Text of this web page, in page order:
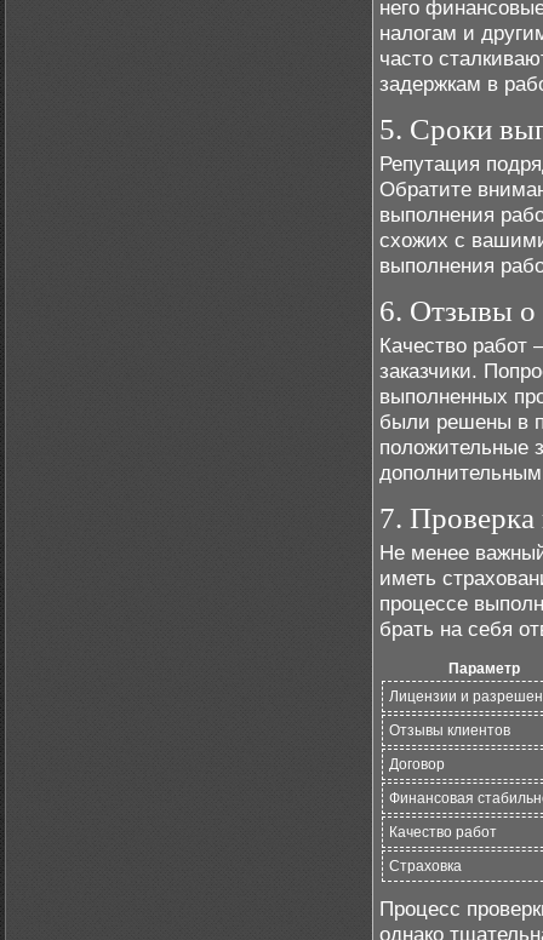
него
налогам и
часто
задержкам в
5. Сроки
Репутация
Обратите
выполнения
схожих с
выполнения
6. Отзывы о
Качество работ
заказчики.
выполненных
были решены в
положительные
7. Проверка
Не менее
иметь
процессе
брать на себя
Параметр
Лицензии и
Отзывы клиентов
Договор
Финансовая
Качество работ
Страховка
Процесс
однако